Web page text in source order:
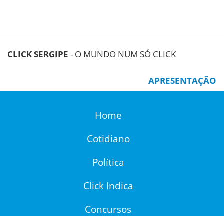
CLICK SERGIPE - O MUNDO NUM SÓ CLICK
APRESENTAÇÃO
Home
Cotidiano
Política
Click Indica
Concursos